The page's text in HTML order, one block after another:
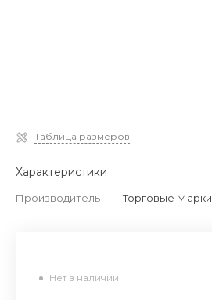
Таблица размеров
Характеристики
Производитель — Торговые Марки
Нет в наличии